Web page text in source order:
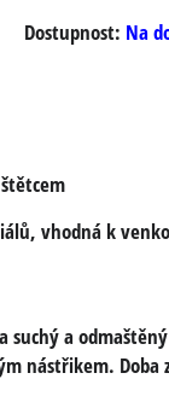
Dostupnost: Na
vhodná k
suchý a
nástřikem. Doba